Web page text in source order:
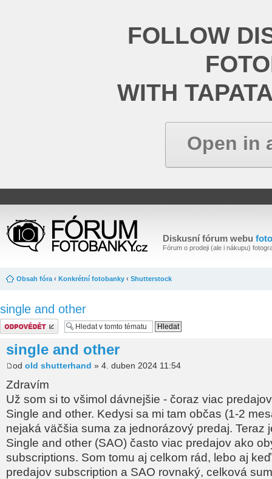
FOLLOW
WITH
Open in
Diskusní fórum webu
Fórum o prodeji (ale i nákupu)
Obsah fóra ‹ Konkrétní fotobanky ‹ Shutterstock
single and other
Odeslat odpověď
single and other
od old shutterhand » 4. duben 2024 11:54
Zdravím
Už som si to všimol dávnejšie - čoraz viac
Single and other. Kedysi sa mi tam občas (1-2
nejaká väčšia suma za jednorázový predaj. Teraz
Single and other (SAO) často viac predajov ako
subscriptions. Som tomu aj celkom rád, lebo aj
predajov subscription a SAO rovnaký, celková